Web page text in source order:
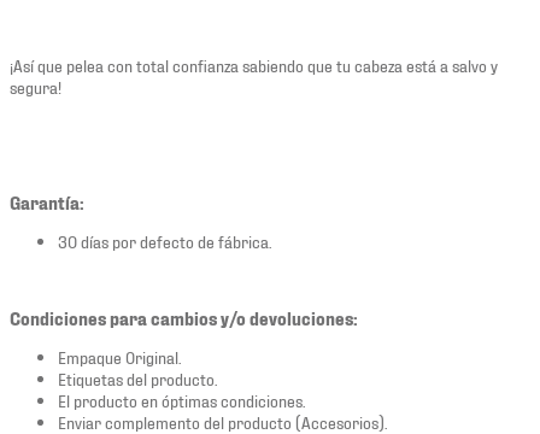
¡Así que pelea con total confianza sabiendo que tu cabeza está a salvo y
segura!
Garantía:
30 días por defecto de fábrica.
Condiciones para cambios y/o devoluciones:
Empaque Original.
Etiquetas del producto.
El producto en óptimas condiciones.
Enviar complemento del producto (Accesorios).